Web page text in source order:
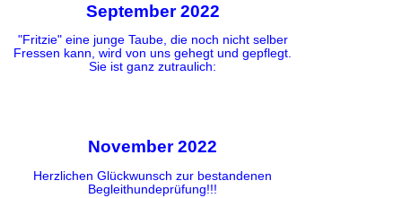
September 2022
"Fritzie" eine junge Taube, die noch nicht selber
Fressen kann, wird von uns gehegt und gepflegt.
Sie ist ganz zutraulich:
November 2022
Herzlichen Glückwunsch zur bestandenen
Begleithundeprüfung!!!